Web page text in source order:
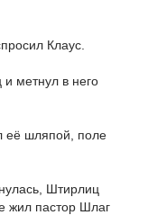
Клаус.
метнул в него
её шляпой, поле
Штирлиц
жил пастор Шлаг